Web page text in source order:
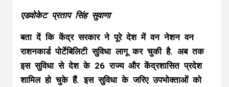
एडवोकेट प्रताप सिंह सुवाणा
बता दें कि केंद्र सरकार ने पूरे देश में वन नेशन वन
राशनकार्ड पोर्टेबिलिटी सुविधा लागू कर चुकी है. अब तक
इस सुविधा से देश के 26 राज्य और केंद्रशासित प्रदेश
शामिल हो चुके हैं. इस सुविधा के जरिए उपभोक्ताओं को